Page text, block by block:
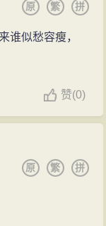
拼
繁
原
谁似愁容瘦，
赞(0)
拼
繁
原